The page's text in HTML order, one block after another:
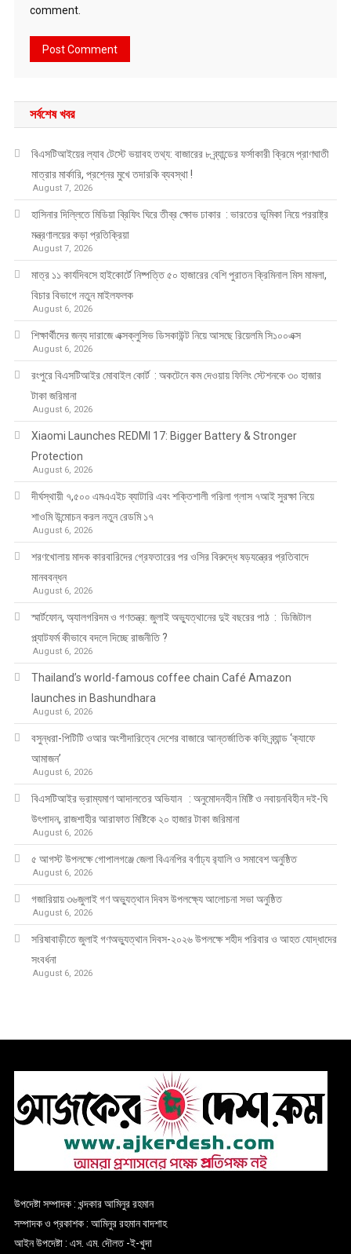
comment.
সর্বশেষ খবর
বিএসটিআইয়ের ল্যাব টেস্টে ভয়াবহ তথ্য: বাজারের ৮ ব্র্যান্ডের ফর্সাকারী ক্রিমে প্রাণঘাতী
মাত্রার মার্কারি, প্রশ্নের মুখে তদারকি ব্যবস্থা !
August 7, 2026
হাসিনার দিল্লিতে মিডিয়া ব্রিফিং ঘিরে তীব্র ক্ষোভ ঢাকার : ভারতের ভূমিকা নিয়ে পররাষ্ট্র
মন্ত্রণালয়ের কড়া প্রতিক্রিয়া
August 7, 2026
মাত্র ১১ কার্যদিবসে হাইকোর্টে নিষ্পত্তি ৫০ হাজারের বেশি পুরাতন ক্রিমিনাল মিস মামলা,
বিচার বিভাগে নতুন মাইলফলক
August 6, 2026
শিক্ষার্থীদের জন্য দারাজে এক্সক্লুসিভ ডিসকাউন্ট নিয়ে আসছে রিয়েলমি সি১০০এক্স
August 6, 2026
রংপুরে বিএসটিআইর মোবাইল কোর্ট : অকটেনে কম দেওয়ায় ফিলিং স্টেশনকে ৩০ হাজার
টাকা জরিমানা
August 6, 2026
Xiaomi Launches REDMI 17: Bigger Battery & Stronger
Protection
August 6, 2026
দীর্ঘস্থায়ী ৭,৫০০ এমএএইচ ব্যাটারি এবং শক্তিশালী গরিলা গ্লাস ৭আই সুরক্ষা নিয়ে
শাওমি উন্মোচন করল নতুন রেডমি ১৭
August 6, 2026
শরণখোলায় মাদক কারবারিদের গ্রেফতারের পর ওসির বিরুদ্ধে ষড়যন্ত্রের প্রতিবাদে
মানববন্ধন
August 6, 2026
স্মার্টফোন, অ্যালগরিদম ও গণতন্ত্র: জুলাই অভ্যুত্থানের দুই বছরের পাঠ : ডিজিটাল
প্ল্যাটফর্ম কীভাবে বদলে দিচ্ছে রাজনীতি ?
August 6, 2026
Thailand’s world-famous coffee chain Café Amazon
launches in Bashundhara
August 6, 2026
বসুন্ধরা-পিটিটি ওআর অংশীদারিত্বে দেশের বাজারে আন্তর্জাতিক কফি ব্র্যান্ড ‘ক্যাফে
আমাজন’
August 6, 2026
বিএসটিআইর ভ্রাম্যমাণ আদালতের অভিযান : অনুমোদনহীন মিষ্টি ও নবায়নবিহীন দই-ঘি
উৎপাদন, রাজশাহীর আরাফাত মিষ্টিকে ২০ হাজার টাকা জরিমানা
August 6, 2026
৫ আগস্ট উপলক্ষে গোপালগঞ্জে জেলা বিএনপির বর্ণাঢ্য র‍্যালি ও সমাবেশ অনুষ্ঠিত
August 6, 2026
গজারিয়ায় ৩৬জুলাই গণ অভ্যুত্থান দিবস উপলক্ষ্যে আলোচনা সভা অনুষ্ঠিত
August 6, 2026
সরিষাবাড়ীতে জুলাই গণঅভ্যুত্থান দিবস-২০২৬ উপলক্ষে শহীদ পরিবার ও আহত যোদ্ধাদের
সংবর্ধনা
August 6, 2026
উপদেষ্টা সম্পাদক : খন্দকার আমিনুর রহমান
সম্পাদক ও প্রকাশক : আমিনুর রহমান বাদশাহ
আইন উপদেষ্টা : এস. এম. দৌলত -ই-খুদা